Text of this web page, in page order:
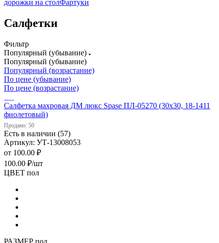
дорожки на столФартуки
Салфетки
Фильтр
Популярный (убывание)
Популярный (убывание)
Популярный (возрастание)
По цене (убывание)
По цене (возрастание)
Салфетка махровая ДМ люкс Spase ПЛ-05270 (30х30, 18-1411
фиолетовый)
Продано: 50
Есть в наличии (57)
Артикул: УТ-13008053
от 100.00 ₽
100.00 ₽/шт
ЦВЕТ пол
РАЗМЕР пол